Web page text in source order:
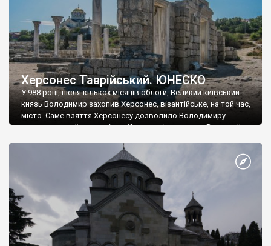
Херсонес Таврійський. ЮНЕСКО
У 988 році, після кількох місяців облоги, Великий київський
князь Володимир захопив Херсонес, візантійське, на той час,
місто. Саме взяття Херсонесу дозволило Володимиру
диктувати свої умови візантійському імператору Василю ІІ, та
Херсонесі Володимир-язичник, став Василем-християнином.
А потім було Хрещення Русі. На честь Херсонесу Таврійського